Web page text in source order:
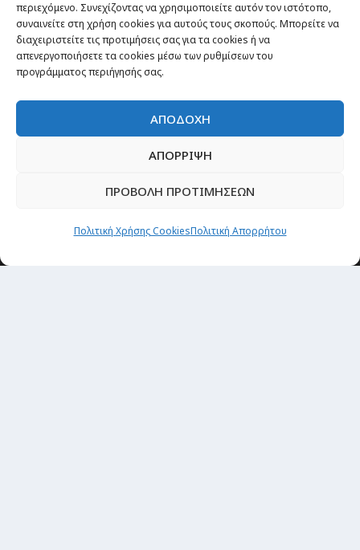
περιεχόμενο. Συνεχίζοντας να χρησιμοποιείτε αυτόν τον ιστότοπο,
συναινείτε στη χρήση cookies για αυτούς τους σκοπούς. Μπορείτε να
διαχειριστείτε τις προτιμήσεις σας για τα cookies ή να
απενεργοποιήσετε τα cookies μέσω των ρυθμίσεων του
προγράμματος περιήγησής σας.
ΑΠΟΔΟΧΗ
ΑΠΟΡΡΙΨΗ
ΠΡΟΒΟΛΗ ΠΡΟΤΙΜΗΣΕΩΝ
Πολιτική Χρήσης CookiesΠολιτική Απορρήτου
Newsletter
“H μόνη επένδυση από την οποία δεν έχεις